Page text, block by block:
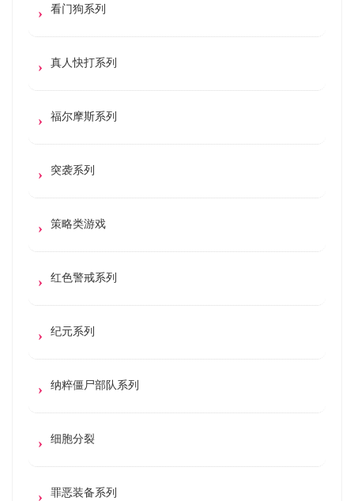
看门狗系列
真人快打系列
福尔摩斯系列
突袭系列
策略类游戏
红色警戒系列
纪元系列
纳粹僵尸部队系列
细胞分裂
罪恶装备系列